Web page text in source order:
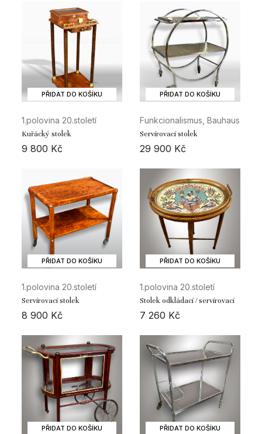
PŘIDAT DO KOŠÍKU
1.polovina 20.století
Kuřácký stolek
9 800 Kč
PŘIDAT DO KOŠÍKU
Funkcionalismus, Bauhaus
Servírovací stolek
29 900 Kč
PŘIDAT DO KOŠÍKU
1.polovina 20.století
Servírovací stolek
8 900 Kč
PŘIDAT DO KOŠÍKU
1.polovina 20.století
Stolek odkládací / servírovací
7 260 Kč
PŘIDAT DO KOŠÍKU PŘIDAT DO KOŠÍKU